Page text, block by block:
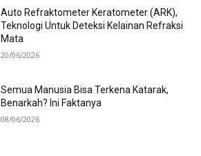
Auto Refraktometer Keratometer (ARK),
Teknologi Untuk Deteksi Kelainan Refraksi
Mata
20/06/2026
Semua Manusia Bisa Terkena Katarak,
Benarkah? Ini Faktanya
08/06/2026